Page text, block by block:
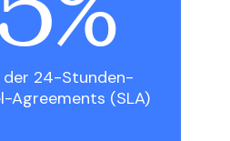
der 24-Stunden-
Agreements (SLA)